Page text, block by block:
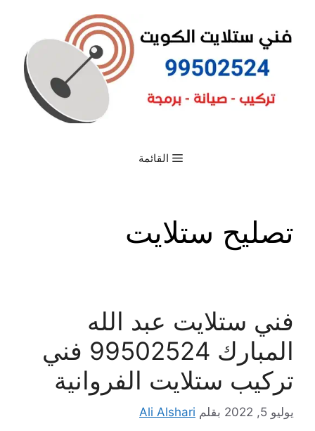
القائمة
تصليح ستلايت
فني ستلايت عبد الله
المبارك 99502524 فني
تركيب ستلايت الفروانية
يوليو 5, 2022 بقلم Ali Alshari